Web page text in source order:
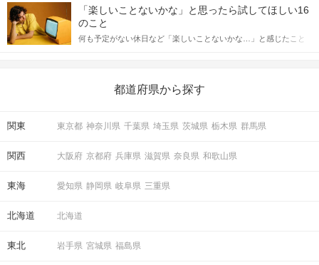
合にどのような行動に繋げるべきかをご紹介していきます。
しかし、中には「どう誘ったらいいの？」とお困りの男性もいら
っしゃるのではないでしょうか。 そこで今回は、男性から女性へ
送るLINEでのデートの誘い方のコツをご紹介します。例文も混じ
えながら解説するので、ぜひ参考にしてください。
「楽しいことないかな」と思ったら試してほしい16
のこと
何も予定がない休日など「楽しいことないかな…」と感じたこと
の楽しいことアイデアを集めました♪ いままさに楽しいことを探し
都道府県から探す
関東 東京都 神奈川県 千葉県 埼玉県 茨城県 栃木県 群馬県
関西 大阪府 京都府 兵庫県 滋賀県 奈良県 和歌山県
東海 愛知県 静岡県 岐阜県 三重県
北海道 北海道
東北 岩手県 宮城県 福島県